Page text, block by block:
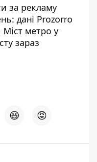
за рекламу
дані Prozorro
метро у
зараз
😆 😡